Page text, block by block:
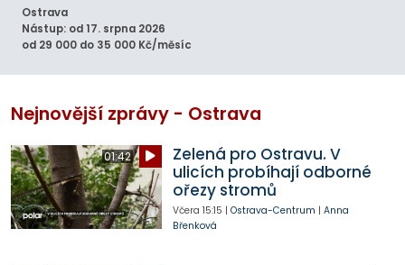
Ostrava
Nástup: od 17. srpna 2026
od 29 000 do 35 000 Kč/měsíc
Nejnovější zprávy - Ostrava
01:42
Zelená pro Ostravu. V
ulicích probíhají odborné
ořezy stromů
Včera 15:15 | Ostrava-Centrum | Anna
Břenková